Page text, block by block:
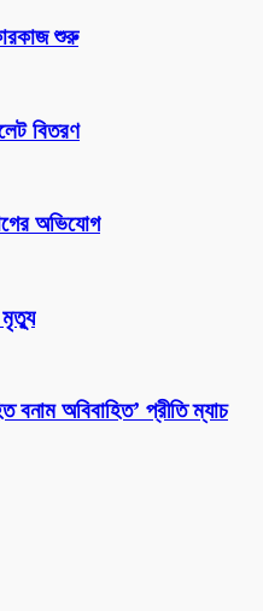
শুরু
বিতরণ
অভিযোগ
মৃত্যু
বনাম অবিবাহিত’ প্রীতি ম্যাচ